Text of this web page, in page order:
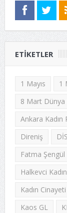
ETIKETLER
1 Mayıs 1
8 Mart Dünya
Ankara
Direniş
Fatma Şengül
Halkevci
Kadın Cinayeti
Kaos GL